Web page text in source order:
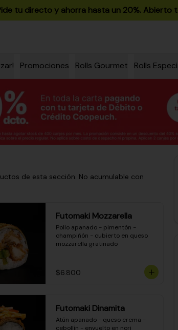
Pide tu directo y ahorra hasta un 20%. Abierto
Promociones Rolls Gourmet Rolls
de esta sección. No acumulable con
Futomaki Mozzarella
Pollo apanado - pimentón -
champiñón - cubierto en queso
mozzarella gratinado
$6.800
Futomaki Dinamita
Atún apanado - queso crema -
cebollín - envuelto en nori